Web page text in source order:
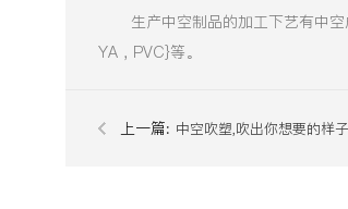
生产中空制品的加工下艺有中空
YA , PVC}等。
上一篇: 中空吹塑,吹出你想要的样子